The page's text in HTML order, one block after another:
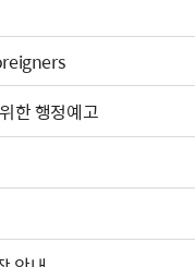
한 행정예고